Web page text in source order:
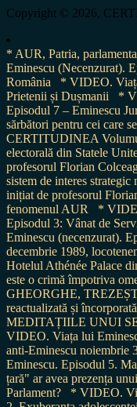
Copyright © 2026,
* AUR, Patria,
Eminescu (Necenzurat).
România
* VIDEO.
Prietenii și Dușmanii
*
Episodul 7 – Eminescu
sărbători pentru cei care
CERTITUDINEA
electorală din Statele
profesorul Florian
sistem de interes
inițiat de profesorul
fenomenul AUR
*
Episodul 3: Vânat de
Eminescu (necenzurat).
decembrie 1989,
Hotelul Athénée Palace
este o crimă împotriva
GHEORGHE,
reactualizată și
MEDITAȚIILE UNUI
VIDEO. Viața lui
anti-Eminescu noiembrie
Eminescu. Episodul 5.
țară" ar avea prezența
Parlament?
* VIDEO.